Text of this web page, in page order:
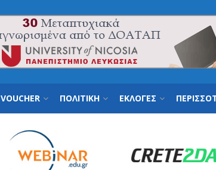
VOUCHER ΠΟΛΙΤΙΚΗ ΕΚΛΟΓΕΣ